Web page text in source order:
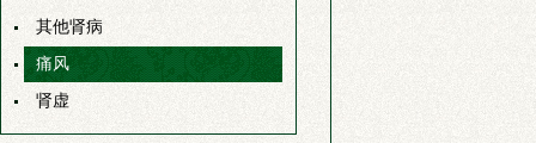
其他肾病
痛风
肾虚